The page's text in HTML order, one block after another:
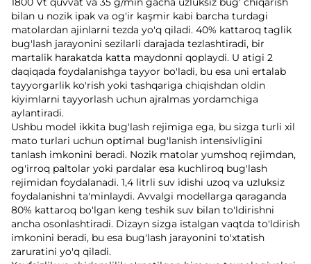
bilan u nozik ipak va og'ir kaşmir kabi barcha turdagi
matolardan ajinlarni tezda yo'q qiladi. 40% kattaroq taglik
bug'lash jarayonini sezilarli darajada tezlashtiradi, bir
martalik harakatda katta maydonni qoplaydi. U atigi 2
daqiqada foydalanishga tayyor bo'ladi, bu esa uni ertalab
tayyorgarlik ko'rish yoki tashqariga chiqishdan oldin
kiyimlarni tayyorlash uchun ajralmas yordamchiga
aylantiradi.
Ushbu model ikkita bug'lash rejimiga ega, bu sizga turli xil
mato turlari uchun optimal bug'lanish intensivligini
tanlash imkonini beradi. Nozik matolar yumshoq rejimdan,
og'irroq paltolar yoki pardalar esa kuchliroq bug'lash
rejimidan foydalanadi. 1,4 litrli suv idishi uzoq va uzluksiz
foydalanishni ta'minlaydi. Avvalgi modellarga qaraganda
80% kattaroq bo'lgan keng teshik suv bilan to'ldirishni
ancha osonlashtiradi. Dizayn sizga istalgan vaqtda to'ldirish
imkonini beradi, bu esa bug'lash jarayonini to'xtatish
zaruratini yo'q qiladi.